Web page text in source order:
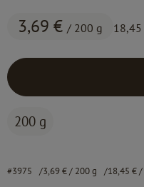
3,69 € / 200 g
200 g
#3975 3,69 €/ 200 g 18,45 €/